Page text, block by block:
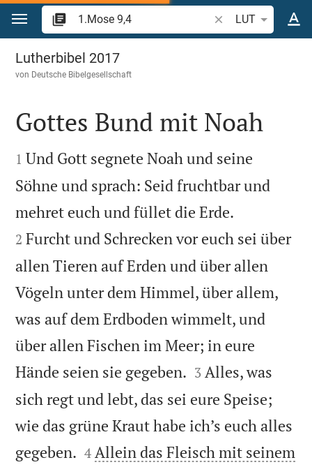
Zum Inhalt springen
Bibelstelle oder
LUT
1.Mose 9
Lutherbibel 2017
von Deutsche Bibelgesellschaft

Gottes Bund mit Noah

1 Und Gott segnete Noah und seine
Söhne und sprach: Seid fruchtbar und
mehret euch und füllet die Erde.
2 Furcht und Schrecken vor euch sei über
allen Tieren auf Erden und über allen
Vögeln unter dem Himmel, über allem,
was auf dem Erdboden wimmelt, und
über allen Fischen im Meer; in eure
Hände seien sie gegeben. 

3 Alles, was
sich regt und lebt, das sei eure Speise;
wie das grüne Kraut habe ich’s euch alles
gegeben. 

4 Allein das Fleisch mit seinem